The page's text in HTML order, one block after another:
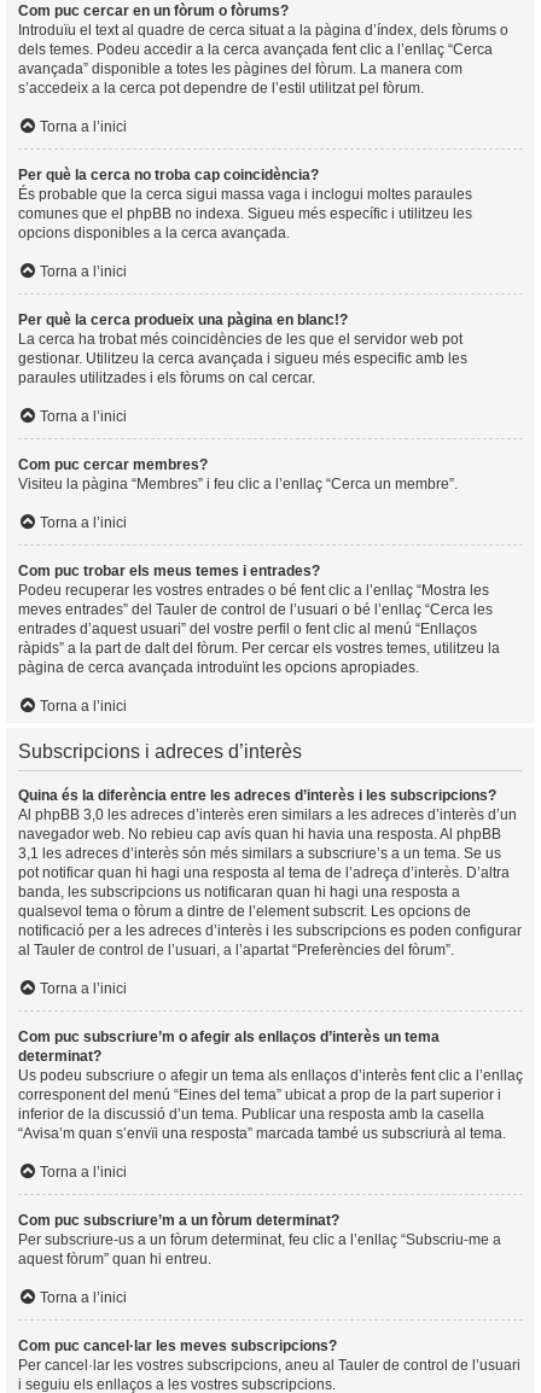
Com puc cercar en un fòrum o fòrums?
Introduïu el text al quadre de cerca situat a la pàgina d’índex, dels fòrums o
dels temes. Podeu accedir a la cerca avançada fent clic a l’enllaç “Cerca
avançada” disponible a totes les pàgines del fòrum. La manera com
s’accedeix a la cerca pot dependre de l’estil utilitzat pel fòrum.
Torna a l’inici
Per què la cerca no troba cap coincidència?
És probable que la cerca sigui massa vaga i inclogui moltes paraules
comunes que el phpBB no indexa. Sigueu més específic i utilitzeu les
opcions disponibles a la cerca avançada.
Torna a l’inici
Per què la cerca produeix una pàgina en blanc!?
La cerca ha trobat més coincidències de les que el servidor web pot
gestionar. Utilitzeu la cerca avançada i sigueu més especific amb les
paraules utilitzades i els fòrums on cal cercar.
Torna a l’inici
Com puc cercar membres?
Visiteu la pàgina “Membres” i feu clic a l’enllaç “Cerca un membre”.
Torna a l’inici
Com puc trobar els meus temes i entrades?
Podeu recuperar les vostres entrades o bé fent clic a l’enllaç “Mostra les
meves entrades” del Tauler de control de l’usuari o bé l’enllaç “Cerca les
entrades d’aquest usuari” del vostre perfil o fent clic al menú “Enllaços
ràpids” a la part de dalt del fòrum. Per cercar els vostres temes, utilitzeu la
pàgina de cerca avançada introduïnt les opcions apropiades.
Torna a l’inici
Subscripcions i adreces d’interès
Quina és la diferència entre les adreces d’interès i les subscripcions?
Al phpBB 3,0 les adreces d’interès eren similars a les adreces d’interès d’un
navegador web. No rebieu cap avís quan hi havia una resposta. Al phpBB
3,1 les adreces d’interès són més similars a subscriure’s a un tema. Se us
pot notificar quan hi hagi una resposta al tema de l’adreça d’interès. D’altra
banda, les subscripcions us notificaran quan hi hagi una resposta a
qualsevol tema o fòrum a dintre de l’element subscrit. Les opcions de
notificació per a les adreces d’interès i les subscripcions es poden configurar
al Tauler de control de l’usuari, a l’apartat “Preferències del fòrum”.
Torna a l’inici
Com puc subscriure’m o afegir als enllaços d’interès un tema
determinat?
Us podeu subscriure o afegir un tema als enllaços d’interès fent clic a l’enllaç
corresponent del menú “Eines del tema” ubicat a prop de la part superior i
inferior de la discussió d’un tema. Publicar una resposta amb la casella
“Avisa’m quan s’envïi una resposta” marcada també us subscriurà al tema.
Torna a l’inici
Com puc subscriure’m a un fòrum determinat?
Per subscriure-us a un fòrum determinat, feu clic a l’enllaç “Subscriu-me a
aquest fòrum” quan hi entreu.
Torna a l’inici
Com puc cancel·lar les meves subscripcions?
Per cancel·lar les vostres subscripcions, aneu al Tauler de control de l’usuari
i seguiu els enllaços a les vostres subscripcions.